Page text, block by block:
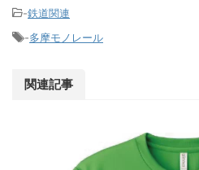
-鉄道関連
-多摩モノレール
関連記事